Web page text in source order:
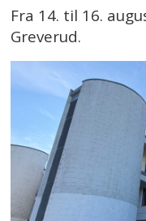
Fra 14. til 16.
Greverud.